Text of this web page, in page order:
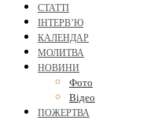
СТАТТІ
ІНТЕРВ’Ю
КАЛЕНДАР
МОЛИТВА
НОВИНИ
Фото
Відео
ПОЖЕРТВА